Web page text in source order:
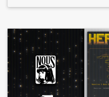
content, automate
manage multi-step
locally on device.